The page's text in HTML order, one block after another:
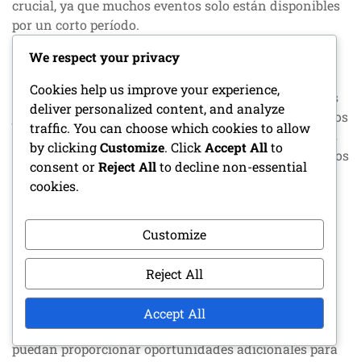
crucial, ya que muchos eventos solo están disponibles
por un corto período.
Criterios de desbloqueo de planos
Los criterios de desbloqueo de planos dictan cómo los
jugadores pueden adquirir los componentes necesarios
para obtener el Lexus LFA. Típicamente, los jugadores
deben recolectar planos específicos a través de desafíos
de carreras o completando ciertos hitos en eventos.
Estos planos son esenciales para construir o mejorar
Los jugadores deben centrarse en participar en
carreras que ofrezcan recompensas de planos y
considerar colaborar con otros jugadores para
compartir estrategias para recolectar estos artículos.
Mantente atento a ofertas por tiempo limitado que
puedan proporcionar oportunidades adicionales para
We respect your privacy
Cookies help us improve your experience,
deliver personalized content, and analyze
traffic. You can choose which cookies to allow
by clickingCustomize. Click Accept Allto
consent orReject Allto decline non-essential
cookies.
Customize
Reject All
Accept All